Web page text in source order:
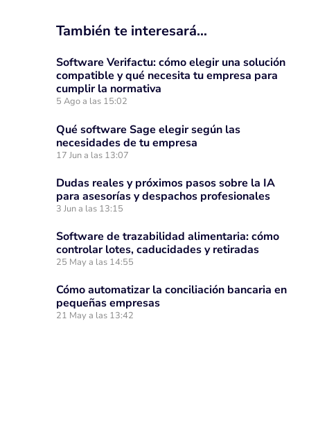
También te interesará…
Software Verifactu: cómo elegir una solución
compatible y qué necesita tu empresa para
cumplir la normativa
5 Ago a las 15:02
Qué software Sage elegir según las
necesidades de tu empresa
17 Jun a las 13:07
Dudas reales y próximos pasos sobre la IA
para asesorías y despachos profesionales
3 Jun a las 13:15
Software de trazabilidad alimentaria: cómo
controlar lotes, caducidades y retiradas
25 May a las 14:55
Cómo automatizar la conciliación bancaria en
pequeñas empresas
21 May a las 13:42